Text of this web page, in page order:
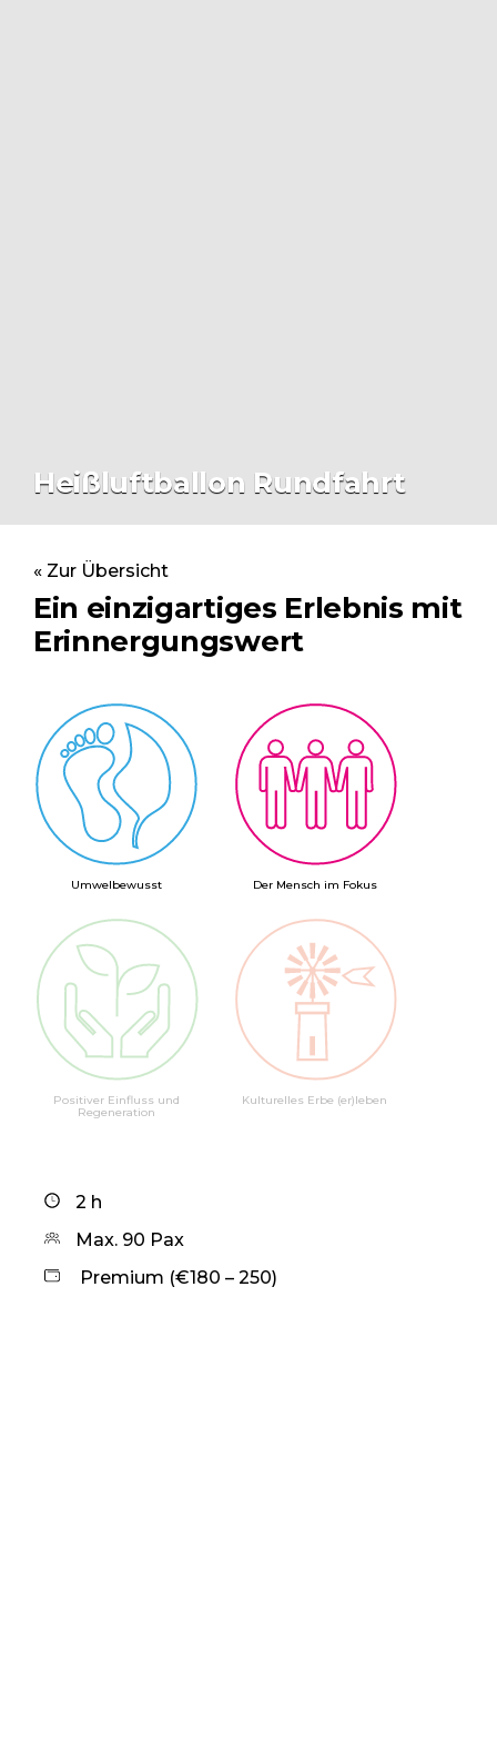
Heißluftballon Rundfahrt
« Zur Übersicht
Ein einzigartiges Erlebnis mit
Erinnergungswert
Umwelbewusst Der Mensch im Fokus
Positiver Einfluss und
Regeneration
Kulturelles Erbe (er)leben
2 h
Max. 90 Pax
Premium (€180 – 250)